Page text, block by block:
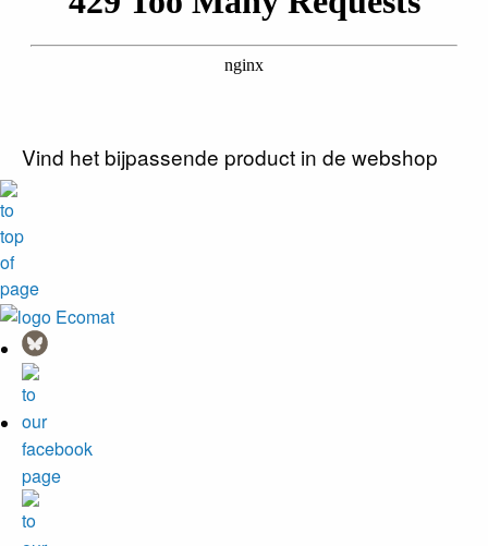
Vind het bijpassende product in de webshop